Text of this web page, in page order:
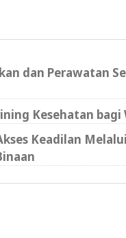
dan Perawatan
Kesehatan bagi
Keadilan